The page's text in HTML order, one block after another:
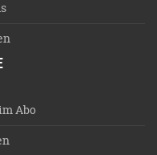
Abo